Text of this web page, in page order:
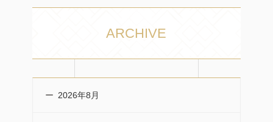
ARCHIVE
2026年8月